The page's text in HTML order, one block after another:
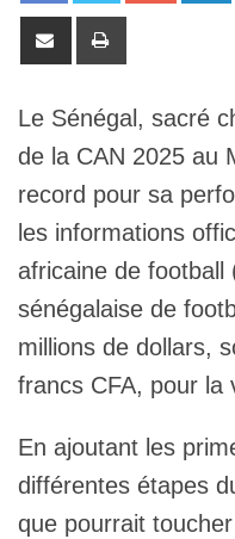
Share
Le Sénégal, sacré
de la CAN 2025 au
record pour sa
les informations
africaine de football
sénégalaise de
millions de dollars,
francs CFA, pour la
En ajoutant les
différentes étapes
que pourrait